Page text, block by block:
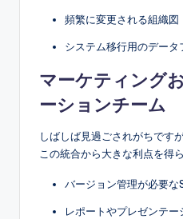
頻繁に変更される組織図
システム移行用のデー
マーケティング
ーションチーム
しばしば見過ごされがちです
この統合から大きな利点を得
バージョン管理が必要な
レポートやプレゼンテ